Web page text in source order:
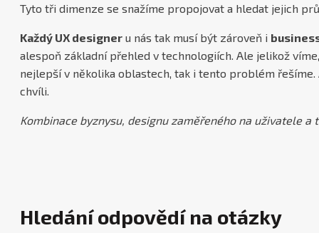
Tyto tři dimenze se snažíme propojovat a hledat jejich
Každý UX designer u nás tak musí být zároveň i
alespoň základní přehled v technologiích. Ale jelikož
nejlepší v několika oblastech, tak i tento problém
chvíli.
Kombinace byznysu, designu zaměřeného na uživatele a
Hledání odpovědí na otázky